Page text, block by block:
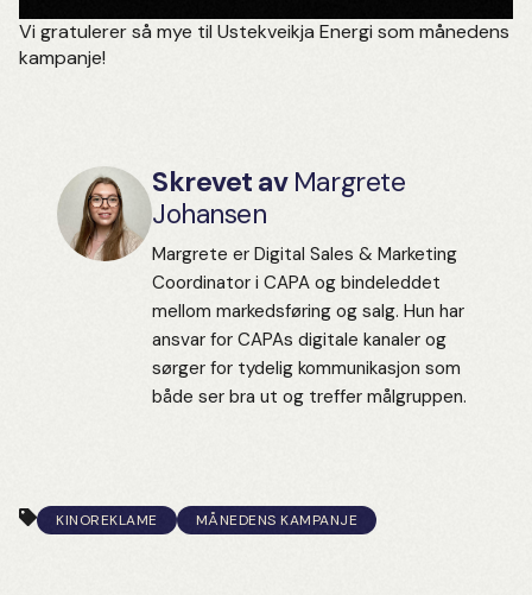
Vi gratulerer så mye til Ustekveikja Energi som månedens
kampanje!
Skrevet av Margrete
Johansen
Margrete er Digital Sales & Marketing
Coordinator i CAPA og bindeleddet
mellom markedsføring og salg. Hun har
ansvar for CAPAs digitale kanaler og
sørger for tydelig kommunikasjon som
både ser bra ut og treffer målgruppen.
KINOREKLAME MÅNEDENS KAMPANJE